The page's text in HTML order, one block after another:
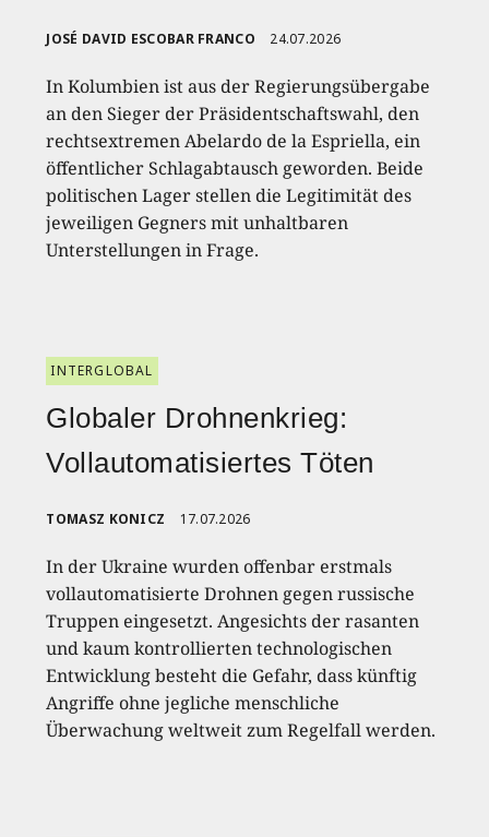
JOSÉ DAVID ESCOBAR FRANCO 24.07.2026
In Kolumbien ist aus der Regierungsübergabe
an den Sieger der Präsidentschaftswahl, den
rechtsextremen Abelardo de la Espriella, ein
öffentlicher Schlagabtausch geworden. Beide
politischen Lager stellen die Legitimität des
jeweiligen Gegners mit unhaltbaren
Unterstellungen in Frage.
INTERGLOBAL
Globaler Drohnenkrieg:
Vollautomatisiertes Töten
TOMASZ KONICZ 17.07.2026
In der Ukraine wurden offenbar erstmals
vollautomatisierte Drohnen gegen russische
Truppen eingesetzt. Angesichts der rasanten
und kaum kontrollierten technologischen
Entwicklung besteht die Gefahr, dass künftig
Angriffe ohne jegliche menschliche
Überwachung weltweit zum Regelfall werden.